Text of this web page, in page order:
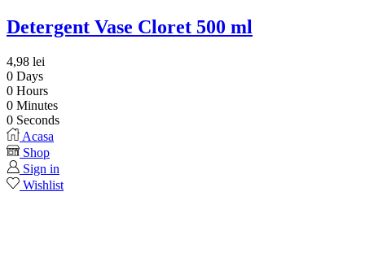
Detergent Vase Cloret 500 ml
4,98 lei
0 Days
0 Hours
0 Minutes
0 Seconds
Acasa
Shop
Sign in
Wishlist